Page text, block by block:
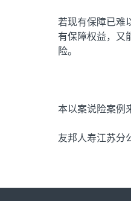
若现有保障已难
有保障权益，又
险。
本以案说险案例
友邦人寿江苏分